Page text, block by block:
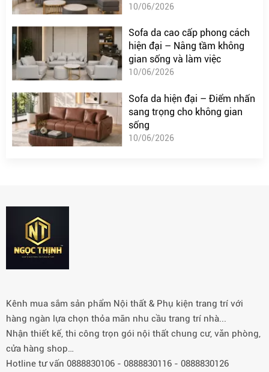
10/06/2026
Sofa da cao cấp phong cách
hiện đại – Nâng tầm không
gian sống và làm việc
10/06/2026
Sofa da hiện đại – Điểm nhấn
sang trọng cho không gian
sống
10/06/2026
Kênh mua sắm sản phẩm Nội thất & Phụ kiện trang trí với
hàng ngàn lựa chọn thỏa mãn nhu cầu trang trí nhà...
Nhận thiết kế, thi công trọn gói nội thất chung cư, văn phòng,
cửa hàng shop…
Hotline tư vấn 0888830106 - 0888830116 - 0888830126